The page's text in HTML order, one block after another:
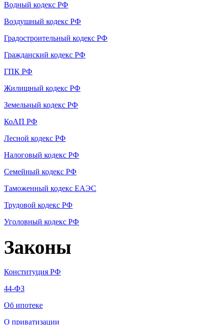
Водный кодекс РФ
Воздушный кодекс РФ
Градостроительный кодекс РФ
Гражданский кодекс РФ
ГПК РФ
Жилищный кодекс РФ
Земельный кодекс РФ
КоАП РФ
Лесной кодекс РФ
Налоговый кодекс РФ
Семейный кодекс РФ
Таможенный кодекс ЕАЭС
Трудовой кодекс РФ
Уголовный кодекс РФ
Законы
Конституция РФ
44-ФЗ
Об ипотеке
О приватизации